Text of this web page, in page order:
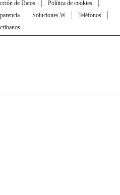
de Datos
Política de cookies
Soluciones W
Teléfonos